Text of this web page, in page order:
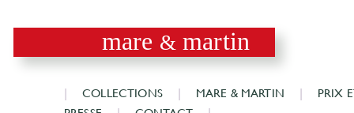
mare & martin
COLLECTIONS MARE & MARTIN
PRIX